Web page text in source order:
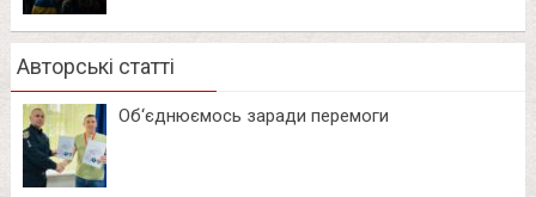
Авторські статті
Об‘єднюємось заради перемоги